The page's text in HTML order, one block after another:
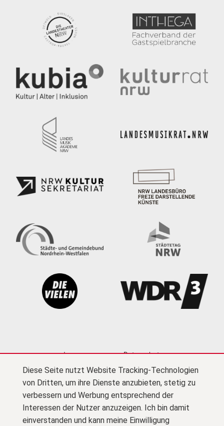
Diese Seite nutzt Website Tracking-Technologien
von Dritten, um ihre Dienste anzubieten, stetig zu
verbessern und Werbung entsprechend der
Interessen der Nutzer anzuzeigen. Ich bin damit
einverstanden und kann meine Einwilligung
Impressum
Datenschutz
Cookie-Einstellungen
Kontakt
Newsletter
Presse
Barrierefreiheit Netiquette (PDF)
© Kultursekretariat NRW Gütersloh Zu